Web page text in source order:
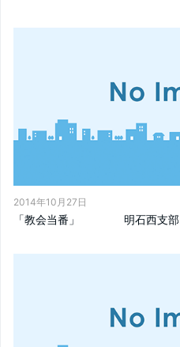
2014年10月27日
「教会当番」 明石西支部